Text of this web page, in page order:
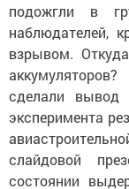
подожгли в
наблюдателей,
взрывом.
сделали вывод
эксперимента
слайдовой
состоянии